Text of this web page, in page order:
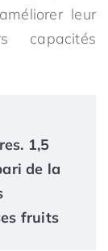
leur
capacités
1,5
de la
fruits